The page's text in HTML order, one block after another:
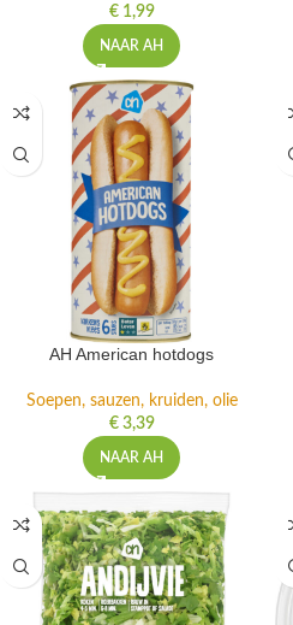
€1,99
NAAR AH
AH American hotdogs
Soepen, sauzen, kruiden, olie
€3,39
NAAR AH